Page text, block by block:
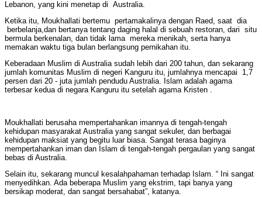
Lebanon, yang kini menetap di Australia.
Ketika itu, Moukhallati bertemu pertamakalinya dengan Raed, saat dia
berbelanja,dan bertanya tentang daging halal di sebuah restoran, dari situ
bermula berkenalan, dan tidak lama mereka menikah, serta hanya
memakan waktu tiga bulan berlangsung pernikahan itu.
Keberadaan Muslim di Australia sudah lebih dari 200 tahun, dan sekarang
jumlah komunitas Muslim di negeri Kanguru itu, jumlahnya mencapai 1,7
persen dari 20 - juta jumlah pendudu Australia. Islam adalah agama
terbesar kedua di negara Kanguru itu setelah agama Kristen .
Moukhallati berusaha mempertahankan imannya di tengah-tengah
kehidupan masyarakat Australia yang sangat sekuler, dan berbagai
kehidupan maksiat yang begitu luar biasa. Sangat terasa baginya
mempertahankan iman dan Islam di tengah-tengah pergaulan yang sangat
bebas di Australia.
Selain itu, sekarang muncul kesalahpahaman terhadap Islam. “ Ini sangat
menyedihkan. Ada beberapa Muslim yang ekstrim, tapi banya yang
bersikap moderat, dan sangat bersahabat”, katanya.